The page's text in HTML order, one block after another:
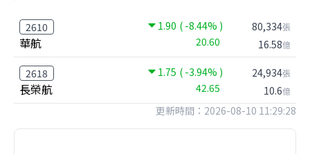
2610 1.90 ( -8.44% )
華航 20.60
80,334張
16.58億
2618 1.75 ( -3.94% )
長榮航 42.65
24,934張
10.6億
更新時間：2026-08-10 11:29:28